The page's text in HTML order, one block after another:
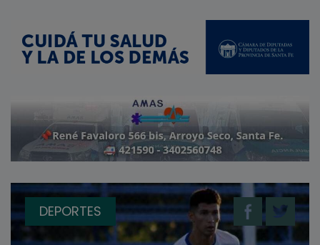
DEPORTES